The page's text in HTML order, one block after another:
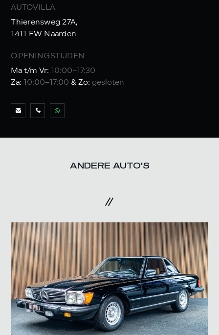
AUTOVILLA
Thierensweg 27A,
1411 EW Naarden
OPENINGSTIJDEN
Ma t/m Vr:
10:00–17:30
Za:
10:00–17:00 & Zo: gesloten
ANDERE AUTO'S